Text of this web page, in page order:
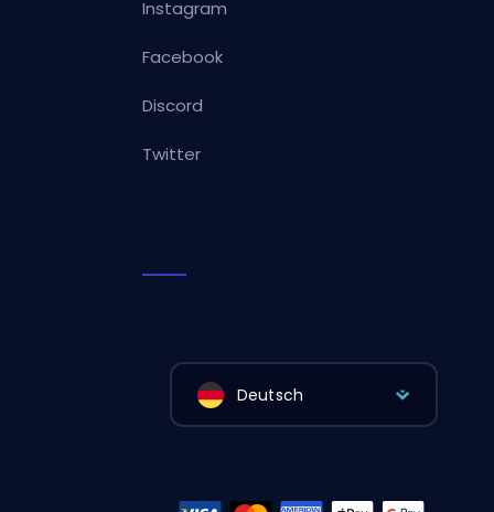
Instagram
Facebook
Discord
Twitter
Deutsch